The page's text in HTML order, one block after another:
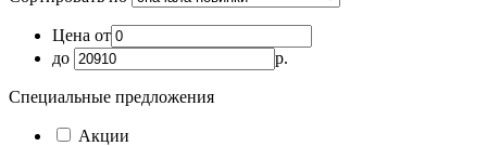
Цена от
до
р.
Специальные предложения
Акции